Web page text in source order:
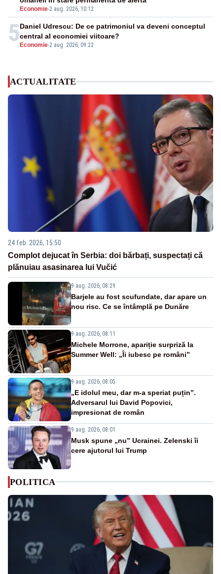
Economie-2 aug. 2026, 10:12
5 Economie-2 aug. 2026, 09:22
Daniel Udrescu: De ce patrimoniul va deveni conceptul
central al economiei viitoare?
ACTUALITATE
24 feb. 2026, 15:50
Complot dejucat în Serbia: doi bărbați, suspectați că
plănuiau asasinarea lui Vučić
9 aug. 2026, 08:29
Barjele au fost scufundate, dar apare un
nou risc. Ce se întâmplă pe Dunăre
9 aug. 2026, 08:11
Michele Morrone, apariție surpriză la
Summer Well: „Îi iubesc pe români”
9 aug. 2026, 08:05
„E idolul meu, dar m-a speriat puțin”.
Adversarul lui David Popovici,
impresionat de român
9 aug. 2026, 08:01
Musk spune „nu” Ucrainei. Zelenski îi
cere ajutorul lui Trump
POLITICA